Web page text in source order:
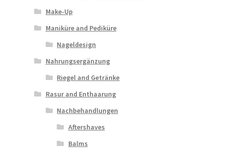
Make-Up
Maniküre and Pediküre
Nageldesign
Nahrungsergänzung
Riegel and Getränke
Rasur and Enthaarung
Nachbehandlungen
Aftershaves
Balms